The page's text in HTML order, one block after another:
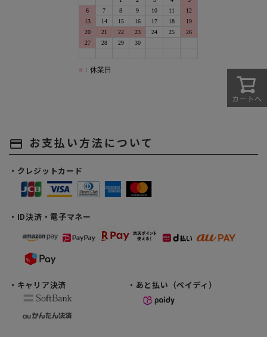
カートへ
payment お支払い方法について
・クレジットカード
・ID決済・電子マネー
・キャリア決済 ・あと払い（ペイディ）